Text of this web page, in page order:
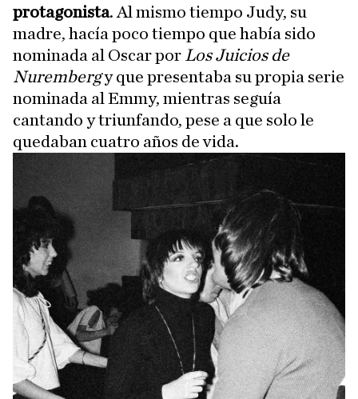
protagonista. Al mismo tiempo Judy, su
madre, hacía poco tiempo que había sido
nominada al Oscar por Los Juicios de
Nurembergy que presentaba su propia serie
nominada al Emmy, mientras seguía
cantando y triunfando, pese a que solo le
quedaban cuatro años de vida.